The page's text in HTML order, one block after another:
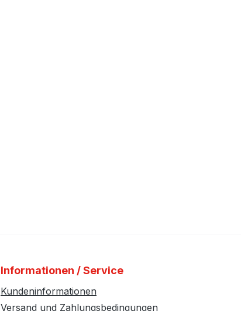
Informationen / Service
Kundeninformationen
Versand und Zahlungsbedingungen